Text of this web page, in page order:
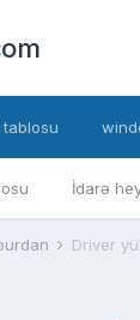
İdarə
Driver